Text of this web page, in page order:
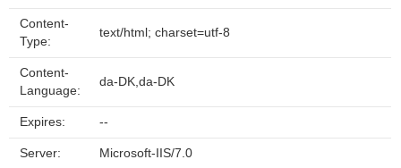
Content-
Type:
text/html; charset=utf-8
Content-
Language:
da-DK,da-DK
Expires: --
Server: Microsoft-IIS/7.0